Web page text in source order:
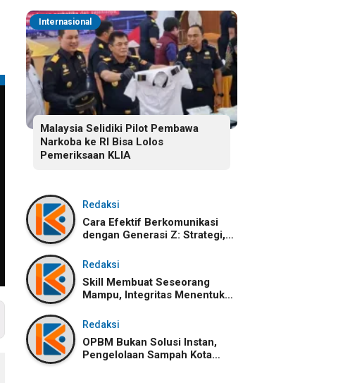
Internasional
Malaysia Selidiki Pilot Pembawa
Narkoba ke RI Bisa Lolos
Pemeriksaan KLIA
Redaksi
Cara Efektif Berkomunikasi
dengan Generasi Z: Strategi,
Tantangannya
Redaksi
Skill Membuat Seseorang
Mampu, Integritas Menentukan
Dibawa
Redaksi
OPBM Bukan Solusi Instan,
Pengelolaan Sampah Kota